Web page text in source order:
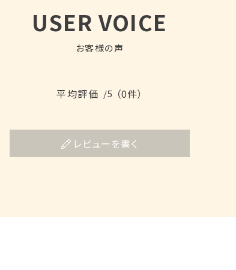
USER VOICE
お客様の声
平均評価 /5 （0件）
レビューを書く